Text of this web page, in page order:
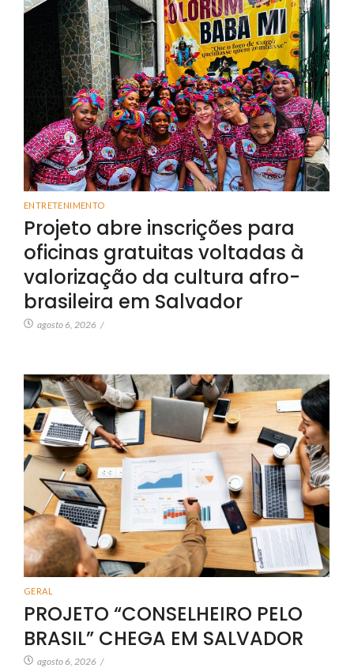
ENTRETENIMENTO
Projeto abre inscrições para
oficinas gratuitas voltadas à
valorização da cultura afro-
brasileira em Salvador
agosto 6, 2026 /
GERAL
PROJETO “CONSELHEIRO PELO
BRASIL” CHEGA EM SALVADOR
agosto 6, 2026 /